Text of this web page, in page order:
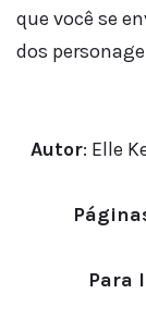
que você se
dos
Autor: Elle
Para